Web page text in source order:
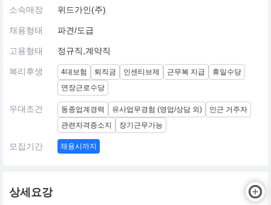
소속매장 위드가인(주)
채용형태 파견/도급
고용형태 정규직,계약직
복리후생 4대보험 퇴직금 인센티브제 근무복 지급
휴일수당
연장근로수당
우대조건 동종업계경력 유사업무경험 (영업/상담 외)
인근 거주자
관련자격증소지
장기근무가능
모집기간 채용시까지
상세요강